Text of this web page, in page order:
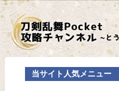
当サイト人気メニュー